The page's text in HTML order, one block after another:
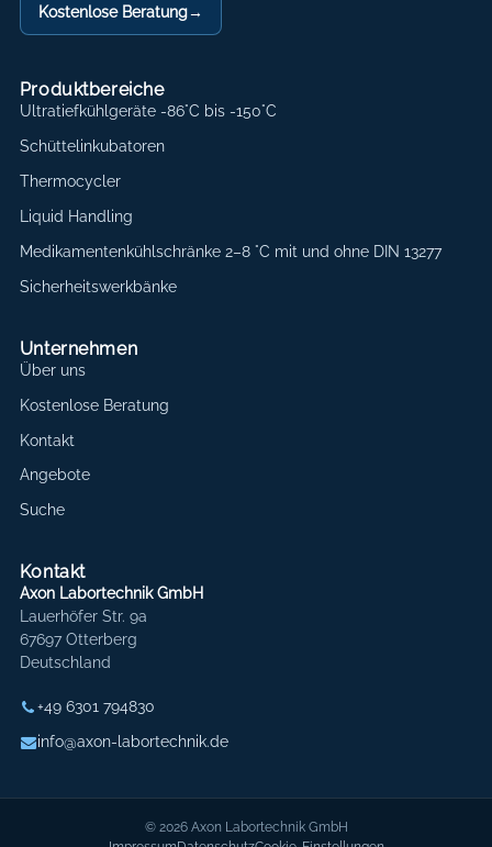
Kostenlose Beratung→
Produktbereiche
Ultratiefkühlgeräte -86°C bis -150°C
Schüttelinkubatoren
Thermocycler
Liquid Handling
Medikamentenkühlschränke 2–8 °C mit und ohne DIN 13277
Sicherheitswerkbänke
Unternehmen
Über uns
Kostenlose Beratung
Kontakt
Angebote
Suche
Kontakt
Axon Labortechnik GmbH
Lauerhöfer Str. 9a
67697 Otterberg
Deutschland
+49 6301 794830
info@axon-labortechnik.de
© 2026 Axon Labortechnik GmbH